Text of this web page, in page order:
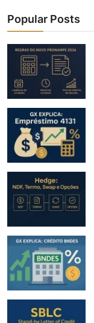
Popular Posts